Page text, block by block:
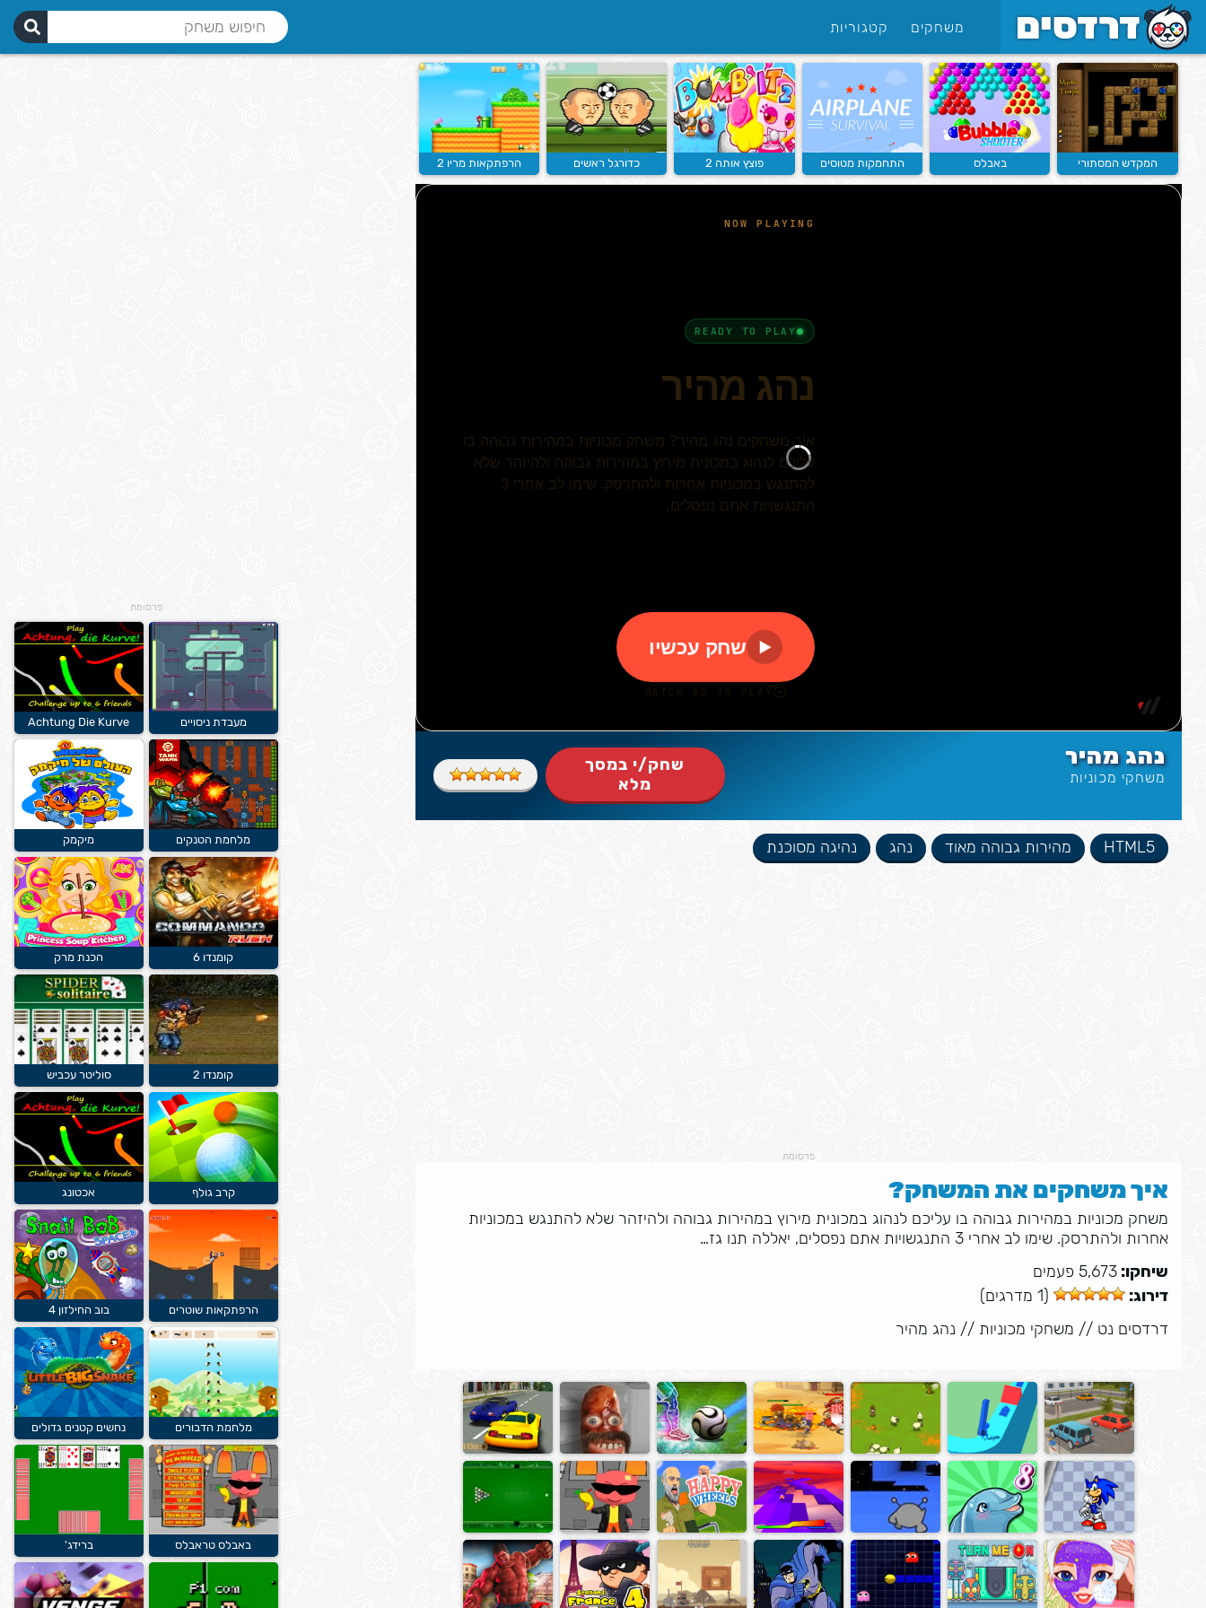
משחקים קטגוריות
המקדש המסתורי באבלס התחמקות מטוסים פוצץ אותה 2 כדורגל ראשים הרפתקאות מריו 2
נהג מהיר
משחקי מכוניות
שחק/י במסך
מלא
HTML5 מהירות גבוהה מאוד נהג נהיגה מסוכנת
פרסומת
איך משחקים את המשחק?
משחק מכוניות במהירות גבוהה בו עליכם לנהוג במכונית מירוץ במהירות גבוהה ולהיזהר שלא להתנגש במכוניות
אחרות ולהתרסק. שימו לב אחרי 3 התנגשויות אתם נפסלים, יאללה תנו גז…
שיחקו:5,673 פעמים
דירוג:
(1 מדרגים)
דרדסים נט // משחקי מכוניות // נהג מהיר
פרסומת
מעבדת ניסויים Achtung Die Kurve
מלחמת הטנקים מיקמק
קומנדו 6 הכנת מרק
קומנדו 2 סוליטר עכביש
קרב גולף אכטונג
הרפתקאות שוטרים בוב החילזון 4
מלחמת הדבורים נחשים קטנים גדולים
באבלס טראבלס ברידג'